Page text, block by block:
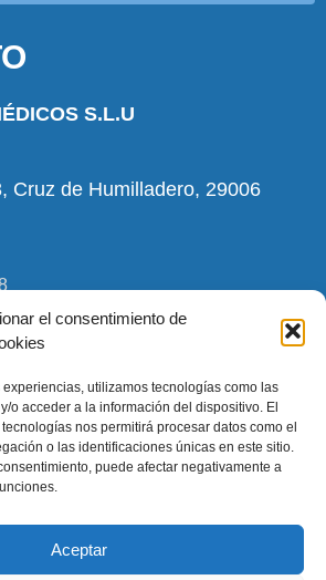
el consentimiento de
experiencias, utilizamos tecnologías como las
o acceder a la información del dispositivo. El
nos permitirá procesar datos como el
o las identificaciones únicas en este sitio.
puede afectar negativamente a
Aceptar
S.L.U
Cruz de Humilladero, 29006